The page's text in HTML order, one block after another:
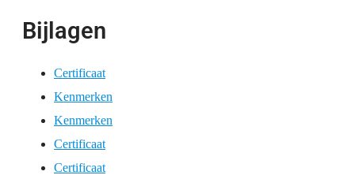
Bijlagen
Certificaat
Kenmerken
Kenmerken
Certificaat
Certificaat